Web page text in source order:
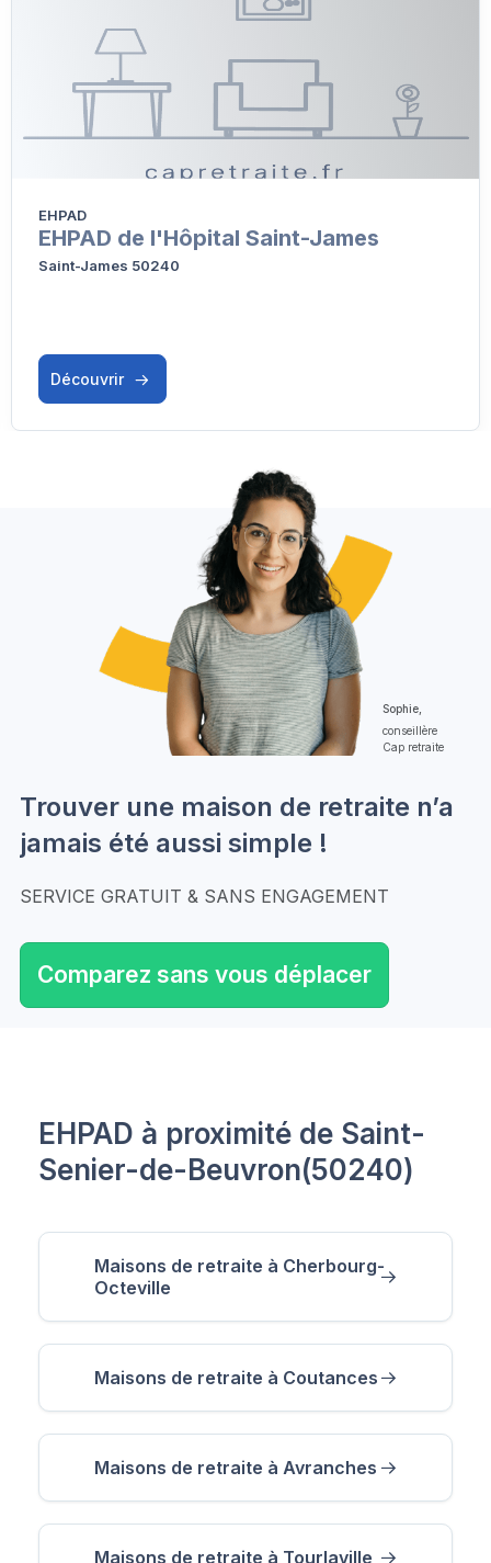
EHPAD
EHPAD de l'Hôpital Saint-James
Saint-James 50240
Découvrir
Sophie,
conseillère
Cap retraite
Trouver une maison de retraite n’a
jamais été aussi simple !
SERVICE GRATUIT & SANS ENGAGEMENT
Comparez sans vous déplacer
EHPAD à proximité de Saint-
Senier-de-Beuvron(50240)
Maisons de retraite à Cherbourg-
Octeville
Maisons de retraite à Coutances
Maisons de retraite à Avranches
Maisons de retraite à Tourlaville